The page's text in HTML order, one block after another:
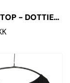
- DOTTIE